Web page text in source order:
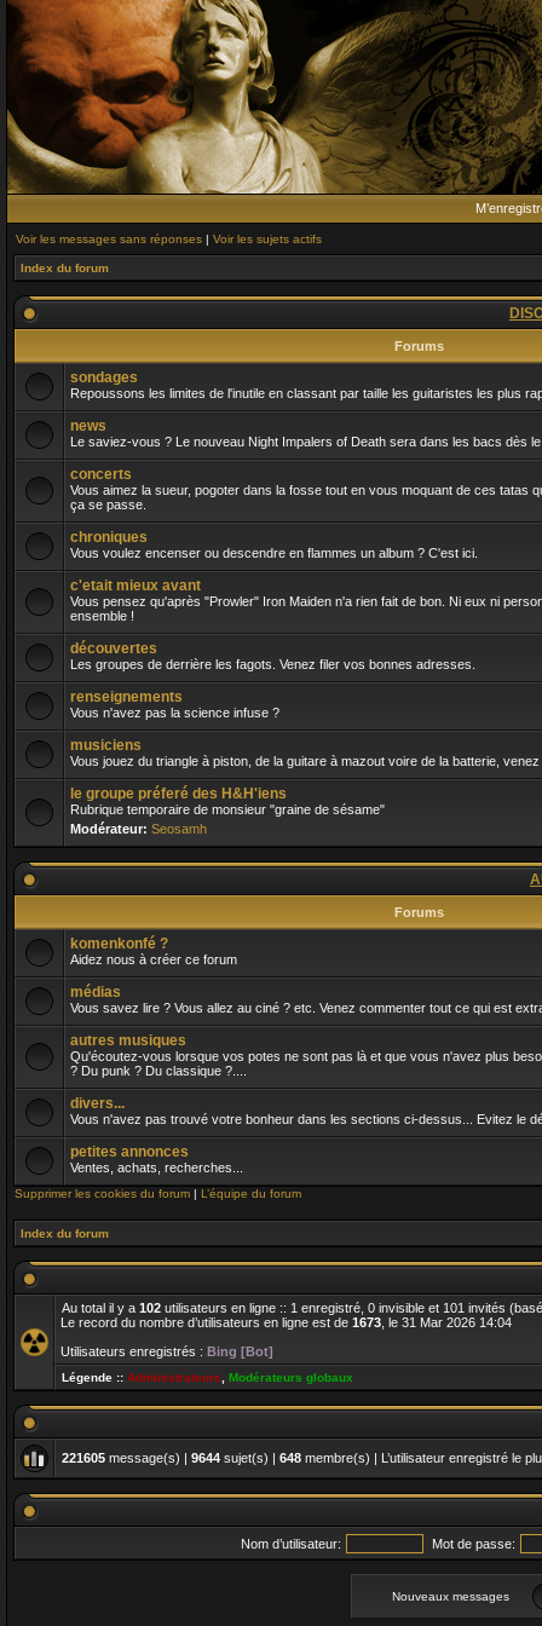
Voir les messages sans réponses | Voir les sujets actifs
Index du forum
Forums
sondages
Repoussons les limites de l'inutile en classant par taille les guitaristes les plus
news
Le saviez-vous ? Le nouveau Night Impalers of Death sera dans les bacs dès
concerts
Vous aimez la sueur, pogoter dans la fosse tout en vous moquant de ces tatas
ça se passe.
chroniques
Vous voulez encenser ou descendre en flammes un album ? C'est ici.
c'etait mieux avant
Vous pensez qu'après "Prowler" Iron Maiden n'a rien fait de bon. Ni eux ni
ensemble !
découvertes
Les groupes de derrière les fagots. Venez filer vos bonnes adresses.
renseignements
Vous n'avez pas la science infuse ?
musiciens
Vous jouez du triangle à piston, de la guitare à mazout voire de la batterie,
le groupe préferé des H&H'iens
Rubrique temporaire de monsieur "graine de sésame"
Modérateur: Seosamh
Forums
komenkonfé ?
Aidez nous à créer ce forum
médias
Vous savez lire ? Vous allez au ciné ? etc. Venez commenter tout ce qui est
autres musiques
Qu'écoutez-vous lorsque vos potes ne sont pas là et que vous n'avez plus
? Du punk ? Du classique ?....
divers...
Vous n'avez pas trouvé votre bonheur dans les sections ci-dessus... Evitez le
petites annonces
Ventes, achats, recherches...
Supprimer les cookies du forum | L’équipe du forum
Index du forum
Au total il y a 102 utilisateurs en ligne :: 1 enregistré, 0 invisible et 101 invités
Le record du nombre d’utilisateurs en ligne est de 1673 , le 31 Mar 2026 14:04
Utilisateurs enregistrés : Bing [Bot]
Légende :: Administrateurs Modérateurs globaux
221605 message(s) | 9644 sujet(s) | 648 membre(s) | L’utilisateur enregistré le
Nom d’utilisateur: Mot de passe:
Nouveaux messages